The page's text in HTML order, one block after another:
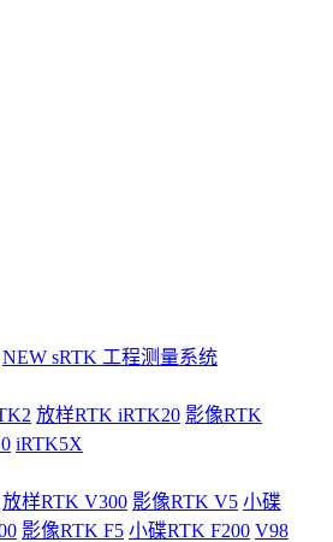
NEW sRTK 工程测量系统
放样RTK iRTK20 影像RTK
iRTK5X
放样RTK V300 影像RTK V5 小碟
影像RTK F5 小碟RTK F200 V98